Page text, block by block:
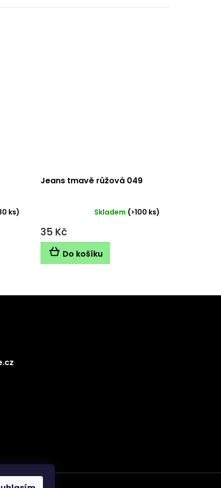
ks)
Jeans tmavě růžová 049
Skladem (>100 ks)
35 Kč
Do košíku